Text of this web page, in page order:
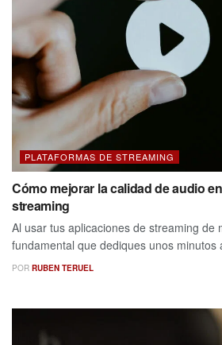
PLATAFORMAS DE STREAMING
Cómo mejorar la calidad de audio
streaming
Al usar tus aplicaciones de streaming de
fundamental que dediques unos minutos
POR RUBEN TERUEL